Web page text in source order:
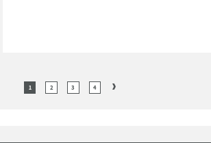
1 2 3 4